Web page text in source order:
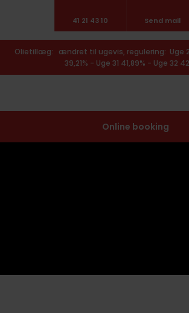
41 21 43 10 Send mail
​Olietillæg: ændret til ugevis, regulering: Uge
39,21% - Uge 31 41,89% - Uge 32
Online booking